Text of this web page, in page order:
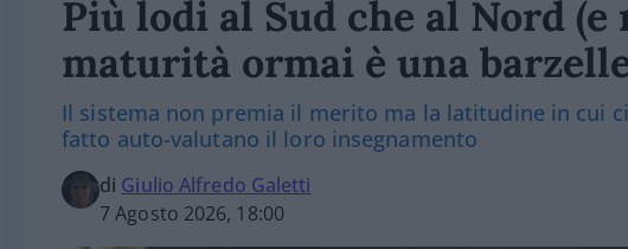
Più lodi al Sud che al Nord
maturità ormai è una
Il sistema non premia il merito ma la latitudine in cui
fatto auto-valutano il loro insegnamento
di Giulio Alfredo Galetti
7 Agosto 2026, 18:00